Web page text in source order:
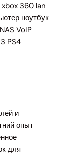
xbox 360 lan
ноутбук
VoIP
PS4
и
опыт
для